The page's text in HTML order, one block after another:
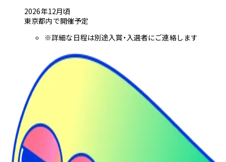
2026年12月頃
東京都内で開催予定
※詳細な日程は別途入賞・入選者にご連絡します